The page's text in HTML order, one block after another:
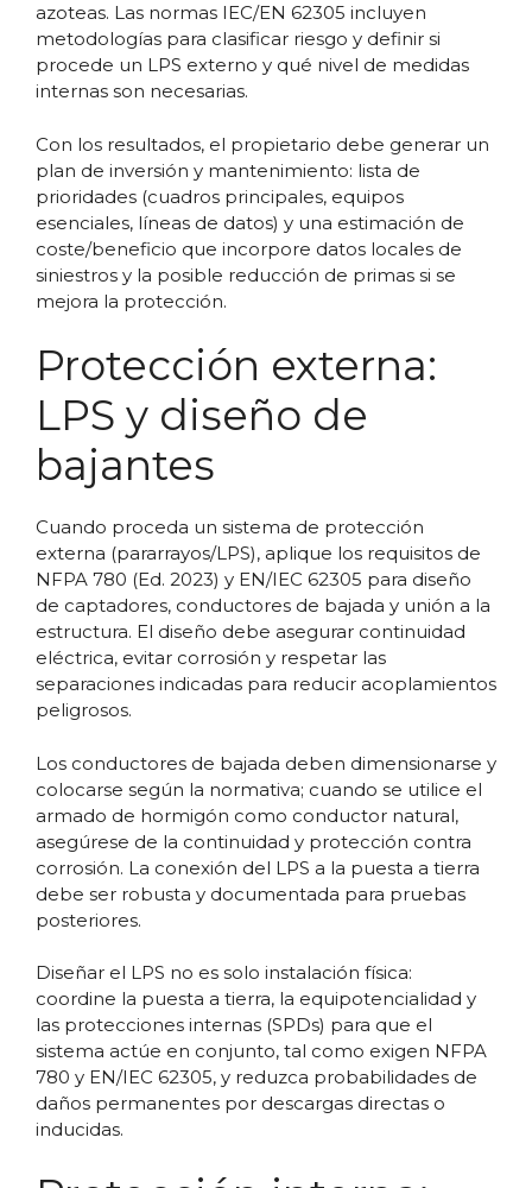
azoteas. Las normas IEC/EN 62305 incluyen
metodologías para clasificar riesgo y definir si
procede un LPS externo y qué nivel de medidas
internas son necesarias.
Con los resultados, el propietario debe generar un
plan de inversión y mantenimiento: lista de
prioridades (cuadros principales, equipos
esenciales, líneas de datos) y una estimación de
coste/beneficio que incorpore datos locales de
siniestros y la posible reducción de primas si se
mejora la protección.
Protección externa:
LPS y diseño de
bajantes
Cuando proceda un sistema de protección
externa (pararrayos/LPS), aplique los requisitos de
NFPA 780 (Ed. 2023) y EN/IEC 62305 para diseño
de captadores, conductores de bajada y unión a la
estructura. El diseño debe asegurar continuidad
eléctrica, evitar corrosión y respetar las
separaciones indicadas para reducir acoplamientos
peligrosos.
Los conductores de bajada deben dimensionarse y
colocarse según la normativa; cuando se utilice el
armado de hormigón como conductor natural,
asegúrese de la continuidad y protección contra
corrosión. La conexión del LPS a la puesta a tierra
debe ser robusta y documentada para pruebas
posteriores.
Diseñar el LPS no es solo instalación física:
coordine la puesta a tierra, la equipotencialidad y
las protecciones internas (SPDs) para que el
sistema actúe en conjunto, tal como exigen NFPA
780 y EN/IEC 62305, y reduzca probabilidades de
daños permanentes por descargas directas o
inducidas.